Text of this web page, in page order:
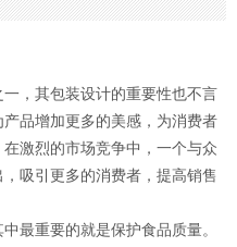
，其包装设计的重要性也不言
品增加更多的美感，为消费者
激烈的市场竞争中，一个与众
吸引更多的消费者，提高销售
重要的就是保护食品质量。